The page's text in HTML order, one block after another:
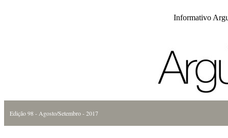
Informativo
Edição 98 - Agosto/Setembro - 2017